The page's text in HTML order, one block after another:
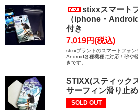
stixxスマート
（iphone・
付き
7,019円(税込)
stixxブランドのスマートフォン
Android各種機種に対応！砂や
きです。
STIXX(スティック
サーフィン滑り止
SOLD OUT